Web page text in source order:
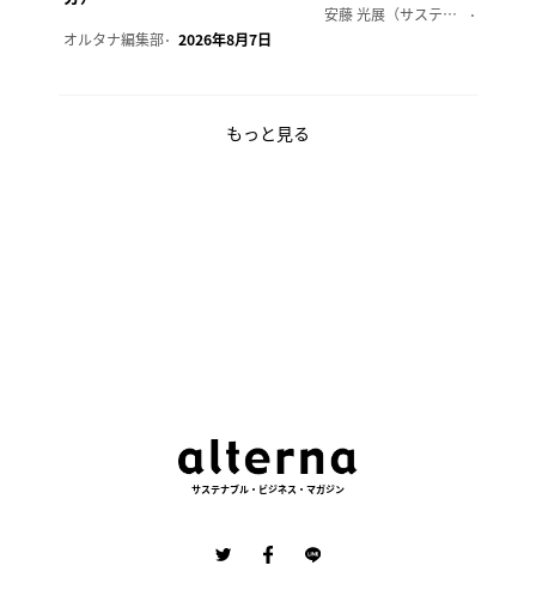
オルタナ編集部 2026年8月7日
安藤 光展（サステナビリティ・コンサルタント）
もっと見る
サステナブル・ビジネス・マガジン